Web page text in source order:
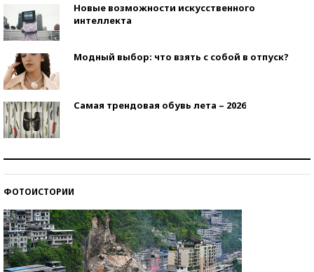
Новые возможности искусственного
интеллекта
Модный выбор: что взять с собой в отпуск?
Самая трендовая обувь лета – 2026
ФОТОИСТОРИИ